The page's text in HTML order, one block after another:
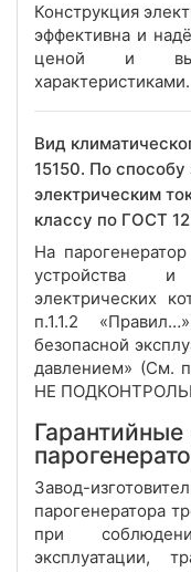
Конструкция
эффективна и
ценой и
характеристиками.
Вид
15150. По
электрическим
классу по ГОСТ
На
устройства и
электрических
п.1.1.2
безопасной
давлением» (См.
НЕ
Гарантийные
Завод-
парогенератора
при
эксплуатации,